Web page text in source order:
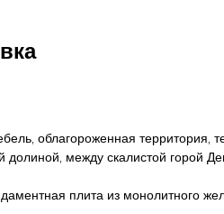
облагороженная территория,
долиной, между скалистой горой
плита из монолитного